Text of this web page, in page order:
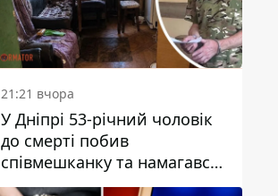
21:21 вчора
У Дніпрі 53-річний чоловік
до смерті побив
співмешканку та намагався
приховати злочин: деталі